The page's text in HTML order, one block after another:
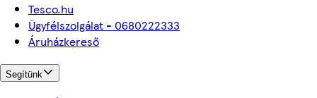
Tesco.hu
Ügyfélszolgálat - 0680222333
Áruházkereső
Segítünk